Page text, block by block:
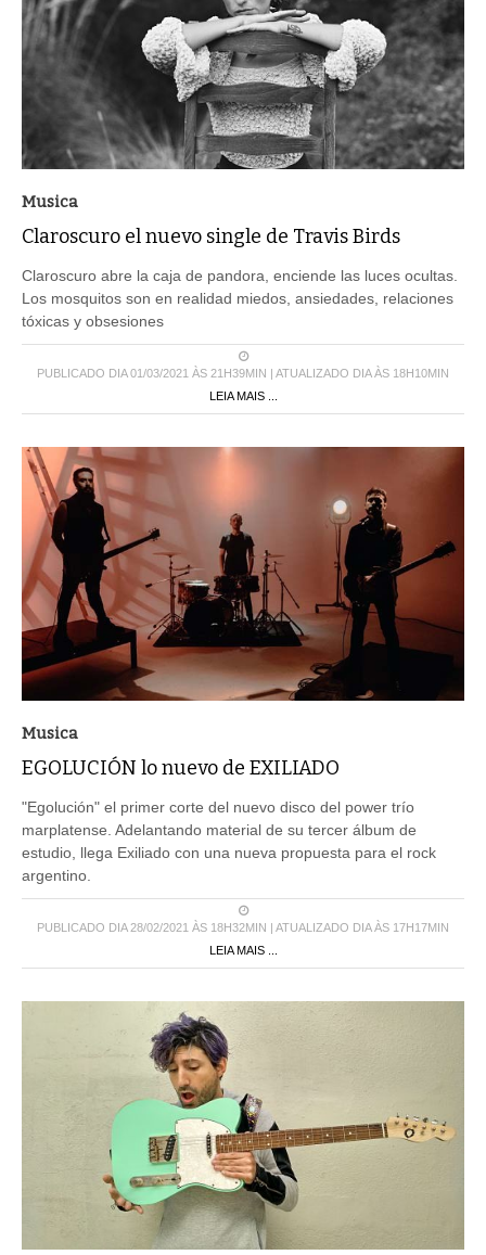
Musica
Claroscuro el nuevo single de Travis Birds
Claroscuro abre la caja de pandora, enciende las luces ocultas.
Los mosquitos son en realidad miedos, ansiedades, relaciones
tóxicas y obsesiones
PUBLICADO DIA 01/03/2021 ÀS 21H39MIN | ATUALIZADO DIA ÀS 18H10MIN
LEIA MAIS ...
Musica
EGOLUCIÓN lo nuevo de EXILIADO
"Egolución" el primer corte del nuevo disco del power trío
marplatense. Adelantando material de su tercer álbum de
estudio, llega Exiliado con una nueva propuesta para el rock
argentino.
PUBLICADO DIA 28/02/2021 ÀS 18H32MIN | ATUALIZADO DIA ÀS 17H17MIN
LEIA MAIS ...